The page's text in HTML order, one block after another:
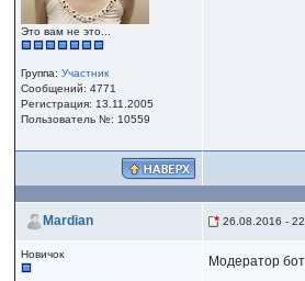
Это вам не это...
Группа:Участник
Сообщений: 4771
Регистрация: 13.11.2005
Пользователь №: 10559
Mardian 26.08.2016 -
Новичок Модератор